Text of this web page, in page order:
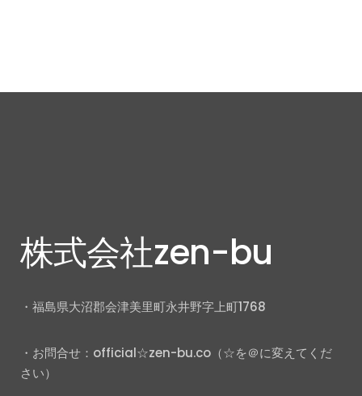
株式会社zen-bu
・福島県大沼郡会津美里町永井野字上町1768
・お問合せ：official☆zen-bu.co（☆を＠に変えてくだ
さい）